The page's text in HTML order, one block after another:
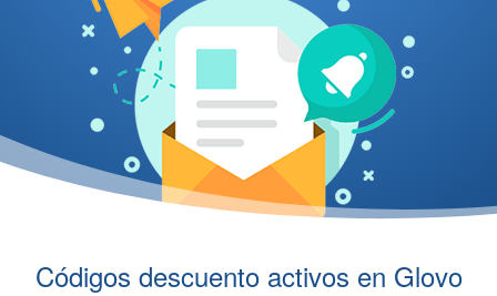
Códigos descuento activos en Glovo